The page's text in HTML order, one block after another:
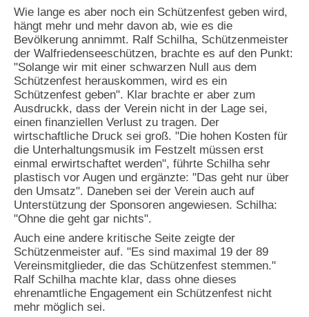
Wie lange es aber noch ein Schützenfest geben wird,
hängt mehr und mehr davon ab, wie es die
Bevölkerung annimmt. Ralf Schilha, Schützenmeister
der Walfriedenseeschützen, brachte es auf den Punkt:
"Solange wir mit einer schwarzen Null aus dem
Schützenfest herauskommen, wird es ein
Schützenfest geben". Klar brachte er aber zum
Ausdruckk, dass der Verein nicht in der Lage sei,
einen finanziellen Verlust zu tragen. Der
wirtschaftliche Druck sei groß. "Die hohen Kosten für
die Unterhaltungsmusik im Festzelt müssen erst
einmal erwirtschaftet werden", führte Schilha sehr
plastisch vor Augen und ergänzte: "Das geht nur über
den Umsatz". Daneben sei der Verein auch auf
Unterstützung der Sponsoren angewiesen. Schilha:
"Ohne die geht gar nichts".
Auch eine andere kritische Seite zeigte der
Schützenmeister auf. "Es sind maximal 19 der 89
Vereinsmitglieder, die das Schützenfest stemmen."
Ralf Schilha machte klar, dass ohne dieses
ehrenamtliche Engagement ein Schützenfest nicht
mehr möglich sei.